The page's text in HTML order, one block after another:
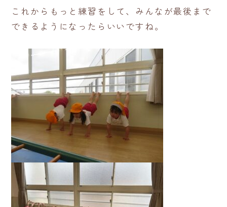
これからもっと練習をして、みんなが最後まで
できるようになったらいいですね。